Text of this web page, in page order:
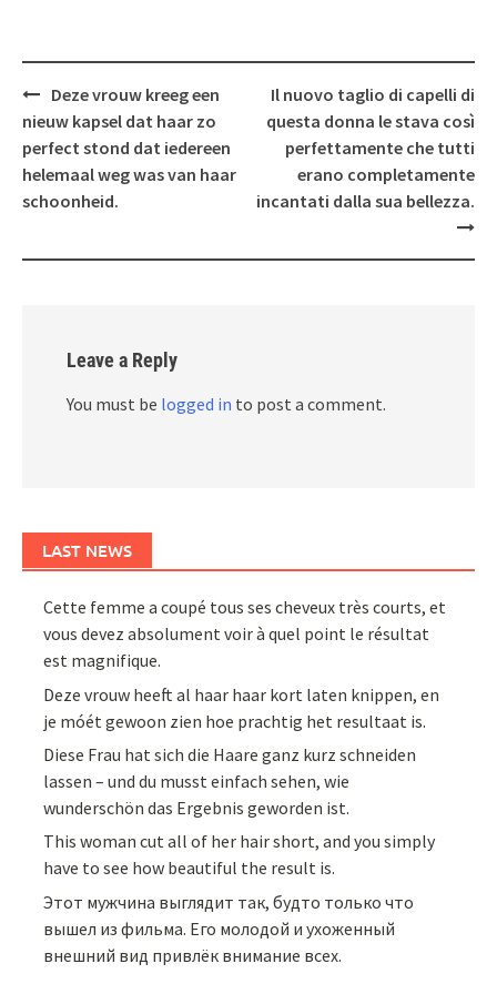
Post
navigation
Deze vrouw kreeg een
nieuw kapsel dat haar zo
perfect stond dat iedereen
helemaal weg was van haar
schoonheid.
Il nuovo taglio di capelli di
questa donna le stava così
perfettamente che tutti
erano completamente
incantati dalla sua bellezza.
Leave a Reply
You must be logged in to post a comment.
LAST NEWS
Cette femme a coupé tous ses cheveux très courts, et
vous devez absolument voir à quel point le résultat
est magnifique.
Deze vrouw heeft al haar haar kort laten knippen, en
je móét gewoon zien hoe prachtig het resultaat is.
Diese Frau hat sich die Haare ganz kurz schneiden
lassen – und du musst einfach sehen, wie
wunderschön das Ergebnis geworden ist.
This woman cut all of her hair short, and you simply
have to see how beautiful the result is.
Этот мужчина выглядит так, будто только что
вышел из фильма. Его молодой и ухоженный
внешний вид привлёк внимание всех.